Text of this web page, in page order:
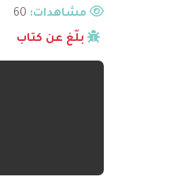
مشاهدات:
بلّغ عن كتاب